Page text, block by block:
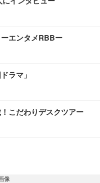
ーエンタメRBBー
ラマ」
こだわりデスクツアー
像